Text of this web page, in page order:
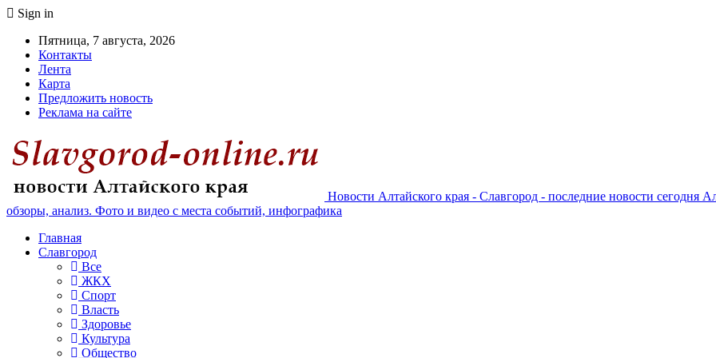
Sign in
Пятница, 7 августа, 2026
Контакты
Лента
Карта
Предложить новость
Реклама на сайте
Новости Алтайского края - Славгород - последние новости сегодня
обзоры, анализ. Фото и видео с места событий, инфографика
Главная
Славгород
Все
ЖКХ
Спорт
Власть
Здоровье
Культура
Общество